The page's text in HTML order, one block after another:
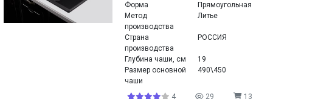
Форма
Прямоугольная
Метод
производства
Литье
Страна
производства
РОССИЯ
Глубина чаши, см
19
Размер основной
чаши
490\450
4 29 13